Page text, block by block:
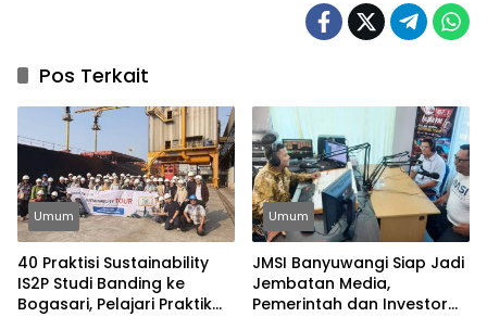
Pos Terkait
Umum
40 Praktisi Sustainability
IS2P Studi Banding ke
Bogasari, Pelajari Praktik
Umum
JMSI Banyuwangi Siap Jadi
Jembatan Media,
Pemerintah dan Investor